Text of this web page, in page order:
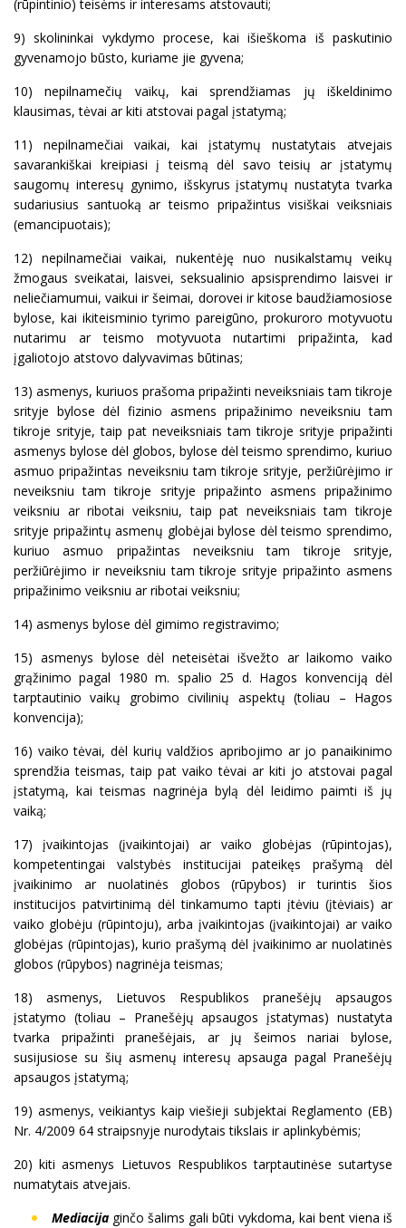
(rūpintinio) teisėms ir interesams atstovauti;
9) skolininkai vykdymo procese, kai išieškoma iš paskutinio
gyvenamojo būsto, kuriame jie gyvena;
10) nepilnamečių vaikų, kai sprendžiamas jų iškeldinimo
klausimas, tėvai ar kiti atstovai pagal įstatymą;
11) nepilnamečiai vaikai, kai įstatymų nustatytais atvejais
savarankiškai kreipiasi į teismą dėl savo teisių ar įstatymų
saugomų interesų gynimo, išskyrus įstatymų nustatyta tvarka
sudariusius santuoką ar teismo pripažintus visiškai veiksniais
(emancipuotais);
12) nepilnamečiai vaikai, nukentėję nuo nusikalstamų veikų
žmogaus sveikatai, laisvei, seksualinio apsisprendimo laisvei ir
neliečiamumui, vaikui ir šeimai, dorovei ir kitose baudžiamosiose
bylose, kai ikiteisminio tyrimo pareigūno, prokuroro motyvuotu
nutarimu ar teismo motyvuota nutartimi pripažinta, kad
įgaliotojo atstovo dalyvavimas būtinas;
13) asmenys, kuriuos prašoma pripažinti neveiksniais tam tikroje
srityje bylose dėl fizinio asmens pripažinimo neveiksniu tam
tikroje srityje, taip pat neveiksniais tam tikroje srityje pripažinti
asmenys bylose dėl globos, bylose dėl teismo sprendimo, kuriuo
asmuo pripažintas neveiksniu tam tikroje srityje, peržiūrėjimo ir
neveiksniu tam tikroje srityje pripažinto asmens pripažinimo
veiksniu ar ribotai veiksniu, taip pat neveiksniais tam tikroje
srityje pripažintų asmenų globėjai bylose dėl teismo sprendimo,
kuriuo asmuo pripažintas neveiksniu tam tikroje srityje,
peržiūrėjimo ir neveiksniu tam tikroje srityje pripažinto asmens
pripažinimo veiksniu ar ribotai veiksniu;
14) asmenys bylose dėl gimimo registravimo;
15) asmenys bylose dėl neteisėtai išvežto ar laikomo vaiko
grąžinimo pagal 1980 m. spalio 25 d. Hagos konvenciją dėl
tarptautinio vaikų grobimo civilinių aspektų (toliau – Hagos
konvencija);
16) vaiko tėvai, dėl kurių valdžios apribojimo ar jo panaikinimo
sprendžia teismas, taip pat vaiko tėvai ar kiti jo atstovai pagal
įstatymą, kai teismas nagrinėja bylą dėl leidimo paimti iš jų
vaiką;
17) įvaikintojas (įvaikintojai) ar vaiko globėjas (rūpintojas),
kompetentingai valstybės institucijai pateikęs prašymą dėl
įvaikinimo ar nuolatinės globos (rūpybos) ir turintis šios
institucijos patvirtinimą dėl tinkamumo tapti įtėviu (įtėviais) ar
vaiko globėju (rūpintoju), arba įvaikintojas (įvaikintojai) ar vaiko
globėjas (rūpintojas), kurio prašymą dėl įvaikinimo ar nuolatinės
globos (rūpybos) nagrinėja teismas;
18) asmenys, Lietuvos Respublikos pranešėjų apsaugos
įstatymo (toliau – Pranešėjų apsaugos įstatymas) nustatyta
tvarka pripažinti pranešėjais, ar jų šeimos nariai bylose,
susijusiose su šių asmenų interesų apsauga pagal Pranešėjų
apsaugos įstatymą;
19) asmenys, veikiantys kaip viešieji subjektai Reglamento (EB)
Nr. 4/2009 64 straipsnyje nurodytais tikslais ir aplinkybėmis;
20) kiti asmenys Lietuvos Respublikos tarptautinėse sutartyse
numatytais atvejais.
Mediacija ginčo šalims gali būti vykdoma, kai bent viena iš